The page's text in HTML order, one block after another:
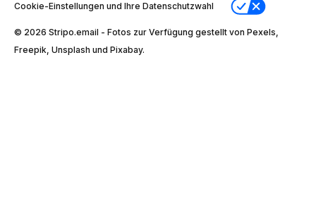
Cookie-Einstellungen und Ihre Datenschutzwahl
© 2026 Stripо.email - Fotos zur Verfügung gestellt von Pexels,
Freepik, Unsplash und Pixabay.